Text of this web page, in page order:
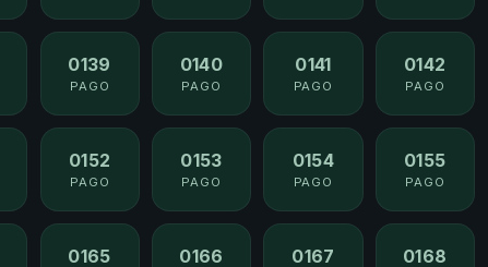
0139
PAGO
0140
PAGO
0141
PAGO
0142
PAGO
0152
PAGO
0153
PAGO
0154
PAGO
0155
PAGO
0165 0166 0167 0168